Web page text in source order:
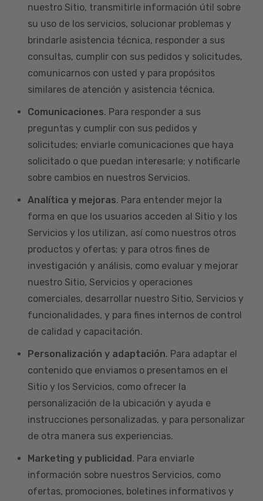
nuestro Sitio, transmitirle información útil sobre
su uso de los servicios, solucionar problemas y
brindarle asistencia técnica, responder a sus
consultas, cumplir con sus pedidos y solicitudes,
comunicarnos con usted y para propósitos
similares de atención y asistencia técnica.
Comunicaciones. Para responder a sus
preguntas y cumplir con sus pedidos y
solicitudes; enviarle comunicaciones que haya
solicitado o que puedan interesarle; y notificarle
sobre cambios en nuestros Servicios.
Analítica y mejoras. Para entender mejor la
forma en que los usuarios acceden al Sitio y los
Servicios y los utilizan, así como nuestros otros
productos y ofertas; y para otros fines de
investigación y análisis, como evaluar y mejorar
nuestro Sitio, Servicios y operaciones
comerciales, desarrollar nuestro Sitio, Servicios y
funcionalidades, y para fines internos de control
de calidad y capacitación.
Personalización y adaptación. Para adaptar el
contenido que enviamos o presentamos en el
Sitio y los Servicios, como ofrecer la
personalización de la ubicación y ayuda e
instrucciones personalizadas, y para personalizar
de otra manera sus experiencias.
Marketing y publicidad. Para enviarle
información sobre nuestros Servicios, como
ofertas, promociones, boletines informativos y